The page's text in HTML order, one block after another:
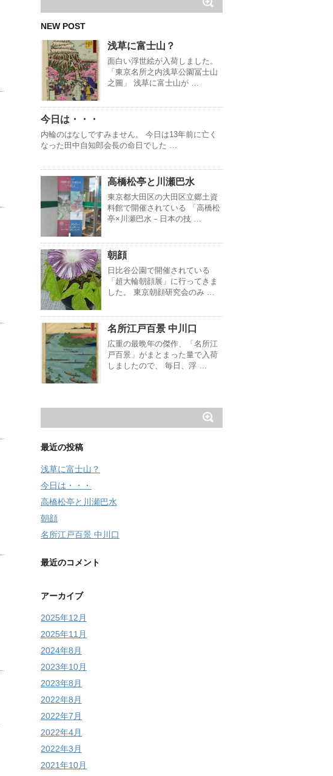
NEW POST
浅草に富士山？
面白い浮世絵が入荷しました。
「東京名所之内浅草公園冨士山
之圖」 浅草に富士山が …
今日は・・・
内輪のはなしですみません。 今日は13年前に亡く
なった田中自知郎会長の命日でした …
高橋松亭と川瀬巴水
東京都大田区の大田区立郷土資
料館で開催されている 「高橋松
亭×川瀬巴水－日本の技 …
朝顔
日比谷公園で開催されている
「超大輪朝顔展」に行ってきま
した。 東京朝顔研究会のみ …
名所江戸百景 中川口
広重の最晩年の傑作、「名所江
戸百景」がまとまった量で入荷
しましたので、 毎日、浮 …
最近の投稿
浅草に富士山？
今日は・・・
高橋松亭と川瀬巴水
朝顔
名所江戸百景 中川口
最近のコメント
アーカイブ
2025年12月
2025年11月
2024年8月
2023年10月
2023年8月
2022年8月
2022年7月
2022年4月
2022年3月
2021年10月